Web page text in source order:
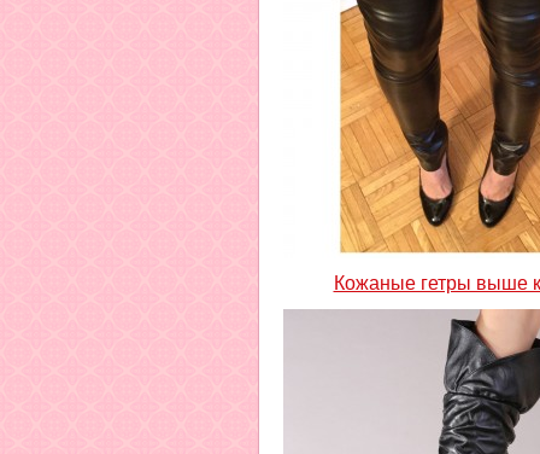
Кожаные гетры выше